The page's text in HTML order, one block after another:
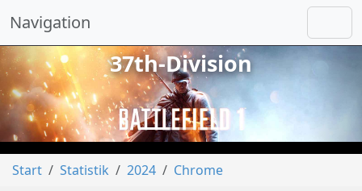
Navigation
vorheriges
37th-Division
Start Statistik 2024 Chrome